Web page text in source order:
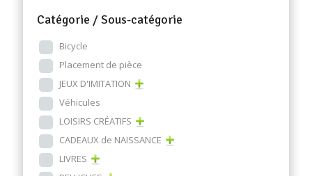
Catégorie / Sous-catégorie
Bicycle
Placement de pièce
JEUX D'IMITATION
Véhicules
LOISIRS CRÉATIFS
CADEAUX de NAISSANCE
LIVRES